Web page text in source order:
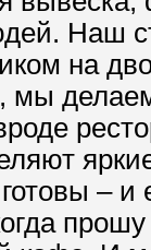
Наш
на
мы
– и